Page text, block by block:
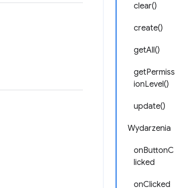
clear()
create()
getAll()
getPermiss
ionLevel()
update()
Wydarzenia
onButtonC
licked
onClicked